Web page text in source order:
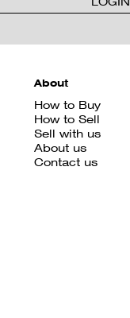
About
How to Buy
How to Sell
Sell with us
About us
Contact us